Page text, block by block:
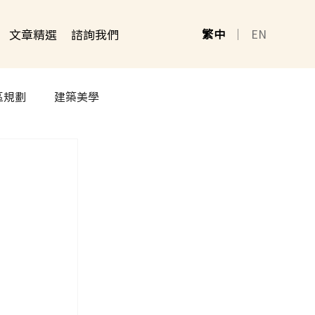
文章精選 諮詢我們 繁中 ｜ EN
劃 建築美學